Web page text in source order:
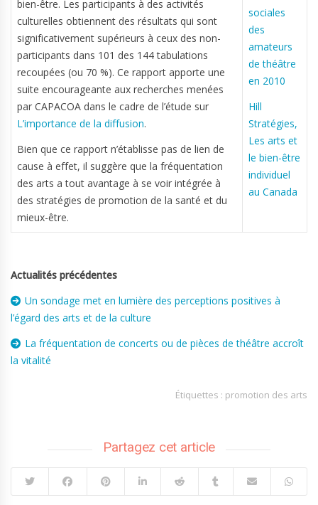
bien-être. Les participants à des activités
culturelles obtiennent des résultats qui sont
significativement supérieurs à ceux des non-
participants dans 101 des 144 tabulations
recoupées (ou 70 %). Ce rapport apporte une
suite encourageante aux recherches menées
par CAPACOA dans le cadre de l’étude sur
L’importance de la diffusion.
Bien que ce rapport n’établisse pas de lien de
cause à effet, il suggère que la fréquentation
des arts a tout avantage à se voir intégrée à
des stratégies de promotion de la santé et du
mieux-être.
Hill
Stratégies,
Les arts et
le bien-être
individuel
au Canada
Actualités précédentes
Un sondage met en lumière des perceptions positives à
l’égard des arts et de la culture
La fréquentation de concerts ou de pièces de théâtre accroît
la vitalité
Étiquettes : promotion des arts
Partagez cet article